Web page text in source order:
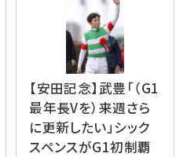
【安田記念】武豊「（G1
最年長Vを）来週さら
に更新したい」シック
スペンスがG1初制覇